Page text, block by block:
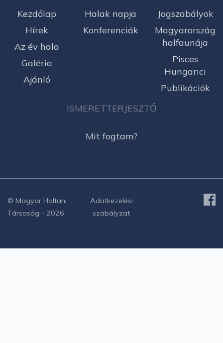
Kezdőlap
Hírek
Az év hala
Galéria
Ajánló
Halak napja
Konferenciák
Jogszabályok
Magyarország
halfaunája
Pisces
Hungarici
Publikációk
ISMERETTERJESZTŐ
Mit fogtam?
© Magyar Haltani
Társaság - 2026
Adatkezelési
szabályzat